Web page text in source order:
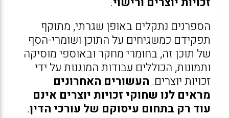
הספרנים נתקלים באופן שגרתי, מתוקף
תפקידם כמשגיחים על התוכן ושומרי-הסף
של תוכן זה, בחומרי מחקר ובאוספי מוסיקה
ותמונות, הכוללים עבודות המוגנות על ידי
זכויות יוצרים. העשורים האחרונים
מראים לנו שחוקי זכויות יוצרים אינם
עוד רק בתחום עיסוקם של עורכי הדין.